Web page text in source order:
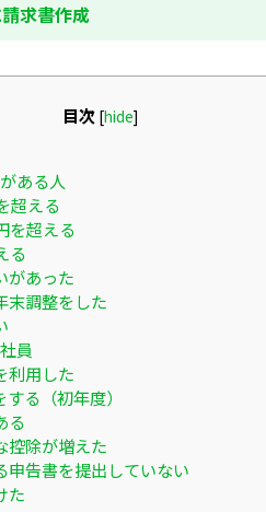
求書作成
目次 [hide]
ある人
超える
を超える
る
があった
末調整をした
員
利用した
る（初年度）
る
控除が増えた
告書を提出していない
た